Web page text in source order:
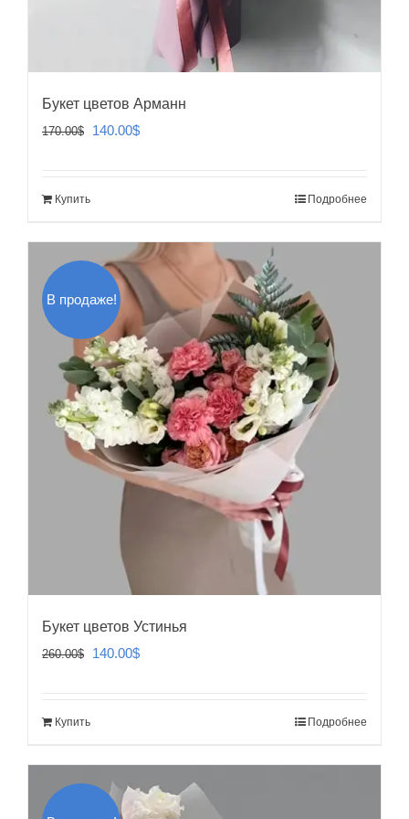
Букет цветов Арманн
170.00$
Первоначальная
140.00$Текущая
Купить Подробнее
В продаже!
Букет цветов Устинья
260.00$
Первоначальная
140.00$Текущая
Купить Подробнее